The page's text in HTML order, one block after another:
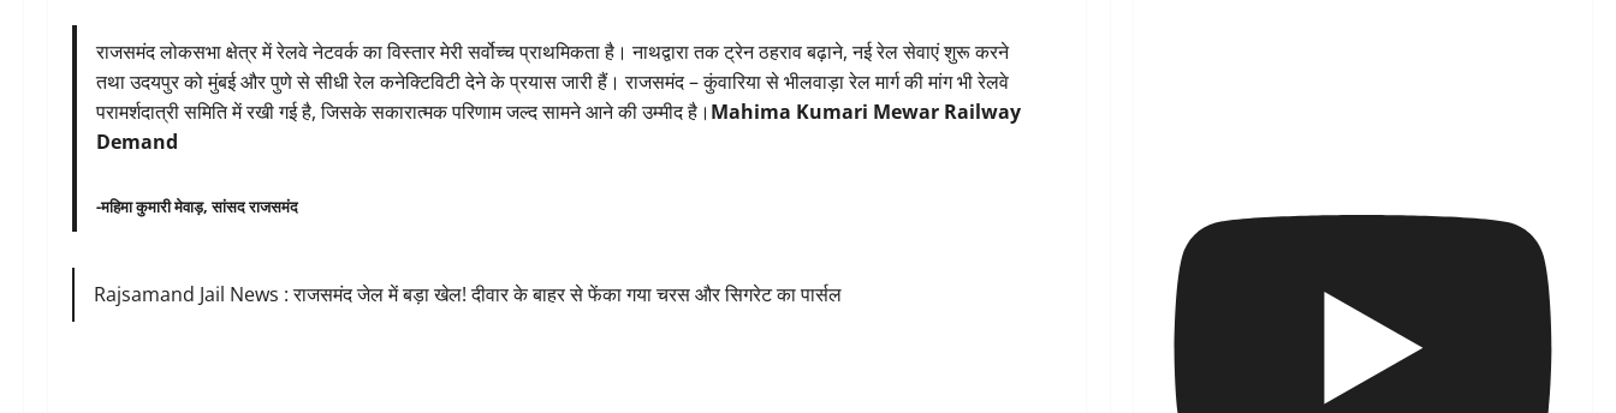
राजसमंद लोकसभा क्षेत्र में रेलवे नेटवर्क का विस्तार मेरी सर्वोच्च प्राथमिकता है। नाथद्वारा तक ट्रेन ठहराव बढ़ाने, नई रेल सेवाएं शुरू करने
तथा उदयपुर को मुंबई और पुणे से सीधी रेल कनेक्टिविटी देने के प्रयास जारी हैं। राजसमंद – कुंवारिया से भीलवाड़ा रेल मार्ग की मांग भी रेलवे
परामर्शदात्री समिति में रखी गई है, जिसके सकारात्मक परिणाम जल्द सामने आने की उम्मीद है। Mahima Kumari Mewar Railway
Demand
-महिमा कुमारी मेवाड़, सांसद राजसमंद
Rajsamand Jail News : राजसमंद जेल में बड़ा खेल! दीवार के बाहर से फेंका गया चरस और सिगरेट का पार्सल